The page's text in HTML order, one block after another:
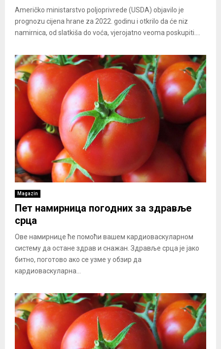
Američko ministarstvo poljoprivrede (USDA) objavilo je
prognozu cijena hrane za 2022. godinu i otkrilo da će niz
namirnica, od slatkiša do voća, vjerojatno veoma poskupiti....
Magazin
Пет намирница погодних за здравље
срца
Ове намирнице ће помоћи вашем кардиоваскуларном
систему да остане здрав и снажан. Здравље срца је јако
битно, поготово ако се узме у обзир да
кардиоваскуларна...